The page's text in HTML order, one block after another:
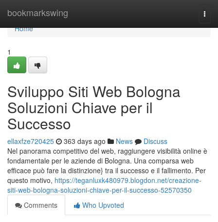
bookmarkswing
Home
Home
1
Sviluppo Siti Web Bologna
Soluzioni Chiave per il
Successo
ellaxfze720425 363 days ago News
Discuss
Nel panorama competitivo del web, raggiungere visibilità online è
fondamentale per le aziende di Bologna. Una comparsa web
efficace può fare la distinzione} tra il successo e il fallimento. Per
questo motivo, https://teganluxk480979.blogdon.net/creazione-
siti-web-bologna-soluzioni-chiave-per-il-successo-52570350
Comments
Who Upvoted